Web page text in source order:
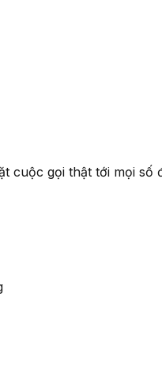
cuộc gọi thật tới mọi